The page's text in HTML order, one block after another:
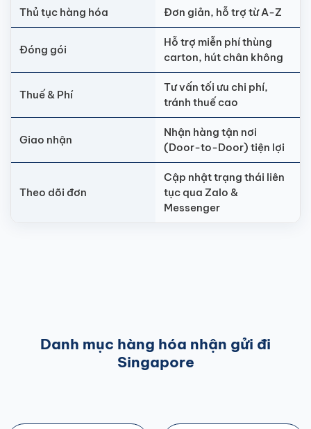
Thủ tục hàng hóa Đơn giản, hỗ trợ từ A-Z
Đóng gói
Hỗ trợ miễn phí thùng
carton, hút chân không
Thuế & Phí
Tư vấn tối ưu chi phí,
tránh thuế cao
Giao nhận
Nhận hàng tận nơi
(Door-to-Door) tiện lợi
Theo dõi đơn
Cập nhật trạng thái liên
tục qua Zalo &
Messenger
Danh mục hàng hóa nhận gửi đi
Singapore